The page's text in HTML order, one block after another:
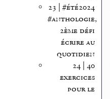
23 | #été2024
#anthologie,
2ème défi
écrire au
quotidien
24 | 40
exercices
pour le